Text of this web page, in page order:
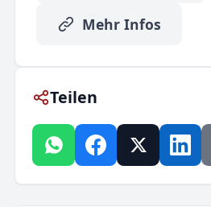
Mehr Infos
Teilen